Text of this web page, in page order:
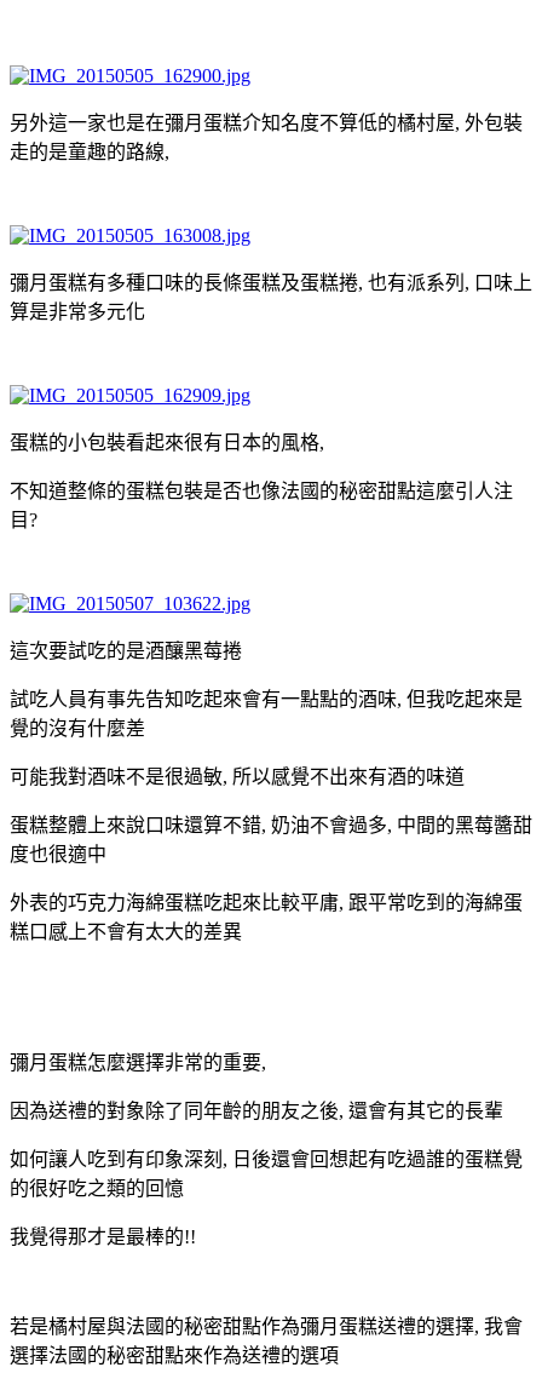
另外這一家也是在彌月蛋糕介知名度不算低的橘村屋, 外包裝
走的是童趣的路線,
彌月蛋糕有多種口味的長條蛋糕及蛋糕捲, 也有派系列, 口味上
算是非常多元化
蛋糕的小包裝看起來很有日本的風格,
不知道整條的蛋糕包裝是否也像法國的秘密甜點這麼引人注
目?
這次要試吃的是酒釀黑莓捲
試吃人員有事先告知吃起來會有一點點的酒味, 但我吃起來是
覺的沒有什麼差
可能我對酒味不是很過敏, 所以感覺不出來有酒的味道
蛋糕整體上來說口味還算不錯, 奶油不會過多, 中間的黑莓醬甜
度也很適中
外表的巧克力海綿蛋糕吃起來比較平庸, 跟平常吃到的海綿蛋
糕口感上不會有太大的差異
彌月蛋糕怎麼選擇非常的重要,
因為送禮的對象除了同年齡的朋友之後, 還會有其它的長輩
如何讓人吃到有印象深刻, 日後還會回想起有吃過誰的蛋糕覺
的很好吃之類的回憶
我覺得那才是最棒的!!
若是橘村屋與法國的秘密甜點作為彌月蛋糕送禮的選擇, 我會
選擇法國的秘密甜點來作為送禮的選項